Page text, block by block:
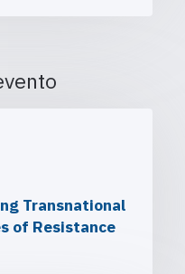
Transnational
of Resistance